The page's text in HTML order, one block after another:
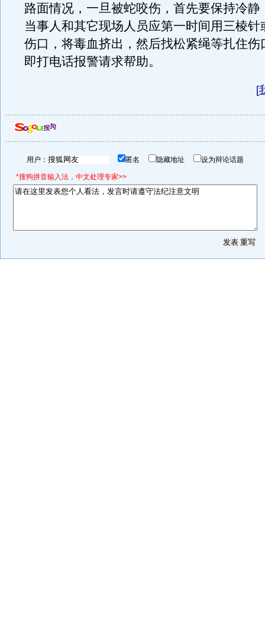
路面情况，一旦被蛇咬伤，首先要保持冷静
当事人和其它现场人员应第一时间用三棱针
伤口，将毒血挤出，然后找松紧绳等扎住伤
即打电话报警请求帮助。
[
用户： 匿名 隐藏地址 设为辩论话题
*搜狗拼音输入法，中文处理专家>>